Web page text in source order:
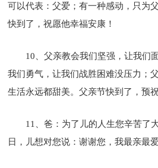
可以代表：父爱；有一种感动，只为
快到了，祝愿他幸福安康！
10、父亲教会我们坚强，让我们
我们勇气，让我们战胜困难没压力；
生活永远都甜美。父亲节快到了，预
11、爸：为了儿的人生您辛苦了
日，儿想对您说：谢谢您，我最亲最